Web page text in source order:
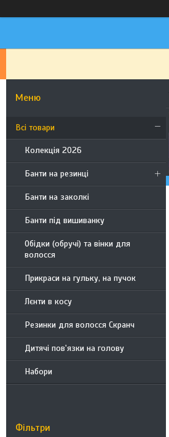
Всі товари
Колекція 2026
Банти на резинці
Банти на заколкі
Банти під вишиванку
Обідки (обручі) та вінки для
волосся
Прикраси на гульку, на пучок
Лєнти в косу
Резинки для волосся Скранч
Дитячі пов'язки на голову
Набори
Фільтри